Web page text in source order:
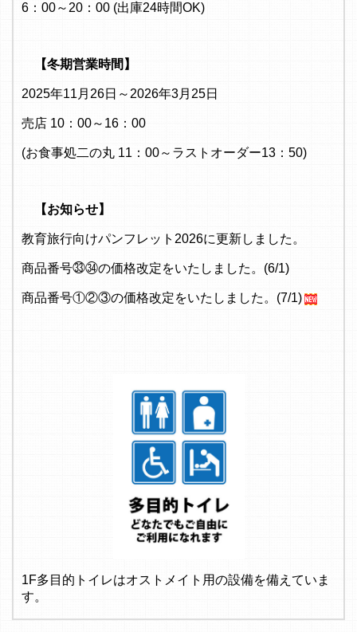
6：00～20：00 (出庫24時間OK)
【冬期営業時間】
2025年11月26日～2026年3月25日
売店 10：00～16：00
(お食事処二の丸 11：00～ラストオーダー13：50)
【お知らせ】
教育旅行向けパンフレット2026に更新しました。
商品番号㉝㉞の価格改定をいたしました。(6/1)
商品番号①②③の価格改定をいたしました。(7/1)
1F多目的トイレはオストメイト用の設備を備えていま
す。